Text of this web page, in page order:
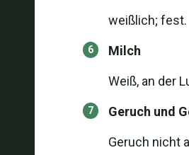
weißlich; fest.
Milch
Weiß, an der
Geruch und
Geruch nicht